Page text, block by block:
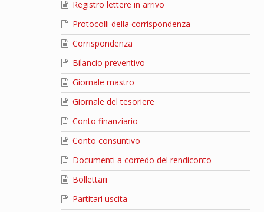
Registro lettere in arrivo
Protocolli della corrispondenza
Corrispondenza
Bilancio preventivo
Giornale mastro
Giornale del tesoriere
Conto finanziario
Conto consuntivo
Documenti a corredo del rendiconto
Bollettari
Partitari uscita